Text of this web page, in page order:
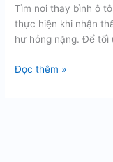
Tìm nơi thay bình ô
thực hiện khi nhận
hư hỏng nặng. Để
Thay
Đọc thêm »